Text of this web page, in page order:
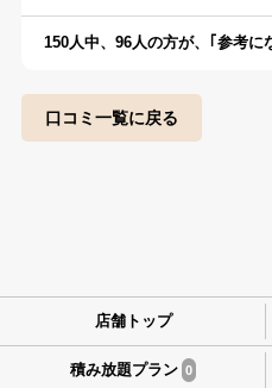
150人中、96人の方が、｢参考に
口コミ一覧に戻る
店舗トップ
積み放題プラン 0